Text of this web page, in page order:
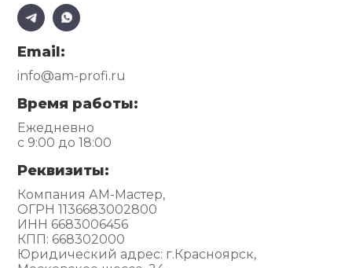
Email:
info@am-profi.ru
Время работы:
Ежедневно
с 9:00 до 18:00
Реквизиты:
Компания АМ-Мастер,
ОГРН 1136683002800
ИНН 6683006456
КПП: 668302000
Юридический адрес: г.Красноярск,